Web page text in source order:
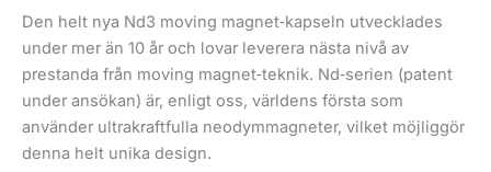
Den helt nya Nd3 moving magnet‑kapseln utvecklades
under mer än 10 år och lovar leverera nästa nivå av
prestanda från moving magnet‑teknik. Nd‑serien (patent
under ansökan) är, enligt oss, världens första som
använder ultrakraftfulla neodymmagneter, vilket möjliggör
denna helt unika design.